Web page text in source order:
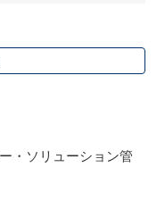
・ソリューション管